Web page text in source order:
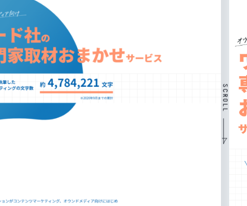
SCROLL